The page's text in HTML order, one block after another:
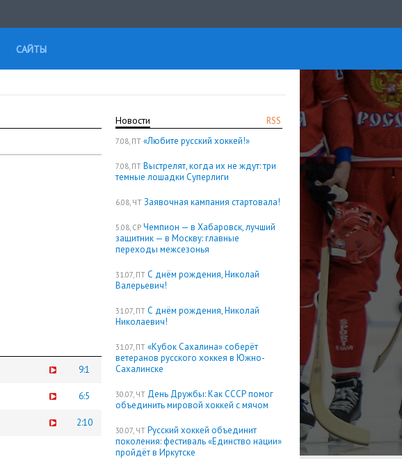
САЙТЫ
RSS
Новости
7.08, ПТ «Любите русский хоккей!»
7.08, ПТ Выстрелят, когда их не ждут: три
темные лошадки Суперлиги
6.08, ЧТ Заявочная кампания стартовала!
5.08, СР Чемпион — в Хабаровск, лучший
защитник — в Москву: главные
переходы межсезонья
31.07, ПТ С днём рождения, Николай
Валерьевич!
31.07, ПТ С днём рождения, Николай
Николаевич!
31.07, ПТ «Кубок Сахалина» соберёт
ветеранов русского хоккея в Южно-
Сахалинске
30.07, ЧТ День Дружбы: Как СССР помог
объединить мировой хоккей с мячом
30.07, ЧТ Русский хоккей объединит
поколения: фестиваль «Единство нации»
пройдёт в Иркутске
9:1
6:5
2:10